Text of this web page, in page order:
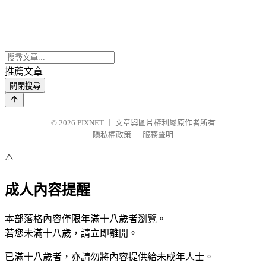
推薦文章
關閉搜尋
© 2026 PIXNET
文章與圖片權利屬原作者所有
隱私權政策
服務聲明
⚠️
成人內容提醒
本部落格內容僅限年滿十八歲者瀏覽。
若您未滿十八歲，請立即離開。
已滿十八歲者，亦請勿將內容提供給未成年人士。